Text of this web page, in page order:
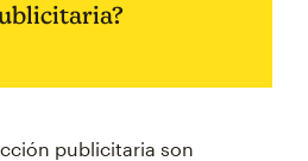
publicitaria son